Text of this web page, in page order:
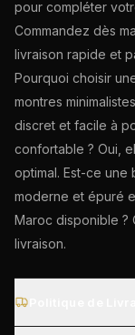
pour compléter
Commandez dès
livraison rapide et
Pourquoi choisir
montres
discret et facile à
confortable ? Oui,
optimal. Est-ce
moderne et épuré
Maroc disponible ?
livraison.